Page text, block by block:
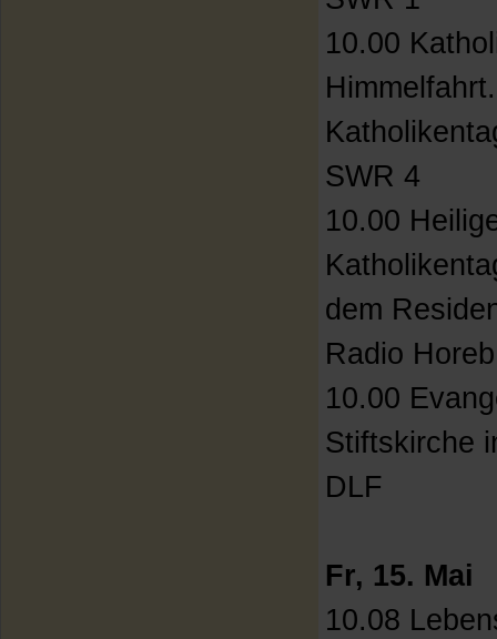
10.00
SWR 4
10.00
dem
Radio Horeb
10.00
Stiftskirche
DLF
Fr, 15. Mai
10.08